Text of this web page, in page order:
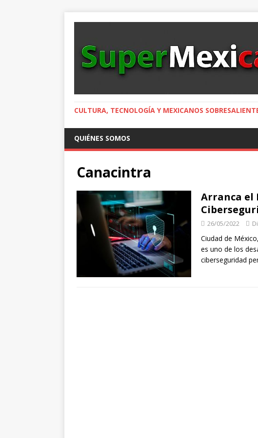
CULTURA, TECNOLOGÍA Y MEXICANOS
QUIÉNES SOMOS
Canacintra
Arranca el
26/05/2022
Ciudad de
es uno de los
ciberseguridad